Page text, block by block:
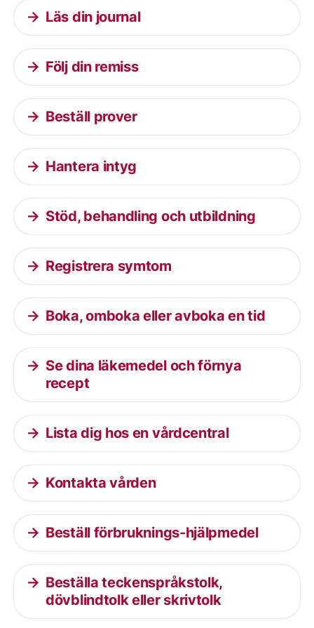
Läs din journal
Följ din remiss
Beställ prover
Hantera intyg
Stöd, behandling och utbildning
Registrera symtom
Boka, omboka eller avboka en tid
Se dina läkemedel och förnya
recept
Lista dig hos en vårdcentral
Kontakta vården
Beställ förbruknings-hjälpmedel
Beställa teckenspråkstolk,
dövblindtolk eller skrivtolk